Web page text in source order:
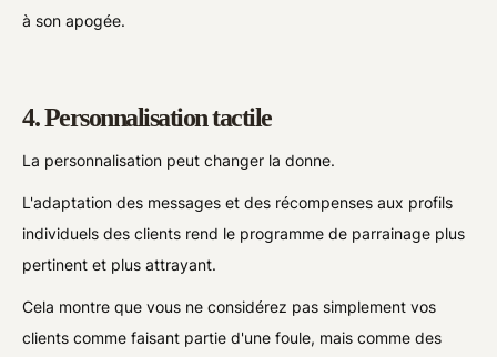
à son apogée.
4. Personnalisation tactile
La personnalisation peut changer la donne.
L'adaptation des messages et des récompenses aux profils
individuels des clients rend le programme de parrainage plus
pertinent et plus attrayant.
Cela montre que vous ne considérez pas simplement vos
clients comme faisant partie d'une foule, mais comme des